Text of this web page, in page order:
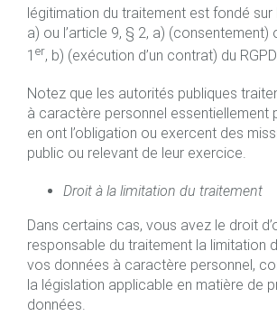
légitimation du traitement est fondé sur
a) ou l’article 9, § 2, a) (consentement)
1 er, b) (exécution d’un contrat) du
Notez que les autorités publiques
à caractère personnel essentiellement
en ont l’obligation ou exercent des
public ou relevant de leur exercice.
Droit à la limitation du traitement
Dans certains cas, vous avez le droit
responsable du traitement la limitation
vos données à caractère personnel,
la législation applicable en matière de
données.